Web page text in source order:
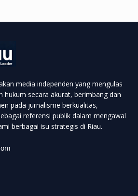
media independen yang mengulas
hukum secara akurat, berimbang dan
pada jurnalisme berkualitas,
referensi publik dalam mengawal
berbagai isu strategis di Riau.